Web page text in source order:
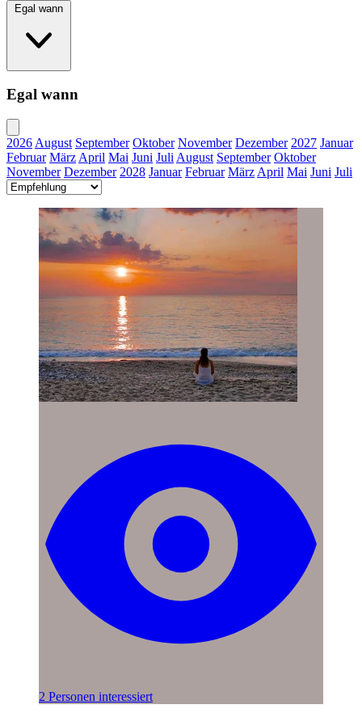
Egal wann
Egal wann
2026 August September Oktober November Dezember 2027 Januar
Februar März April Mai Juni Juli August September Oktober
November Dezember 2028 Januar Februar März April Mai Juni Juli
2 Personen interessiert